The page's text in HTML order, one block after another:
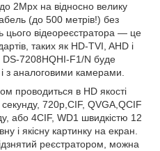
2Мрх на відносно велику
(до 500 метрів!) без
цього відеореєстратора — це
таких як HD-TVI, AHD і
DS-7208HQHI-F1/N буде
з аналоговими камерами.
проводиться в HD якості
секунду, 720p,CIF, QVGA,QCIF
або 4CIF, WD1 швидкістю 12
і якісну картинку на екран.
реєстратором, можна